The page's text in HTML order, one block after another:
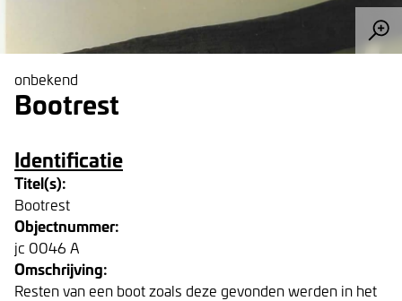
onbekend
Bootrest
Identificatie
Titel(s):
Bootrest
Objectnummer:
jc 0046 A
Omschrijving:
Resten van een boot zoals deze gevonden werden in het